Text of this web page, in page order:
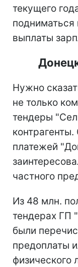
текущего
подниматься
выплаты
Нужно
не только
тендеры
платежей
частного
Из 48 млн.
тендерах ГП
были
предоплаты
физического